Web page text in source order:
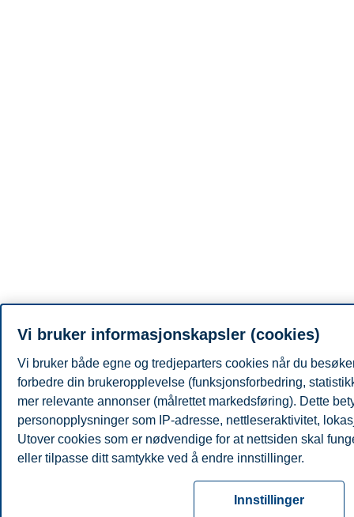
Vi bruker informasjonskapsler (cookies)
Vi bruker både egne og tredjeparters cookies når du
forbedre din brukeropplevelse (funksjonsforbedring,
mer relevante annonser (målrettet markedsføring). Dette
personopplysninger som IP-adresse, nettleseraktivitet,
Utover cookies som er nødvendige for at nettsiden skal
eller tilpasse ditt samtykke ved å endre innstillinger.
Les mer om våre informasjonskapsler, hvilke opplysninger
Innstillinger